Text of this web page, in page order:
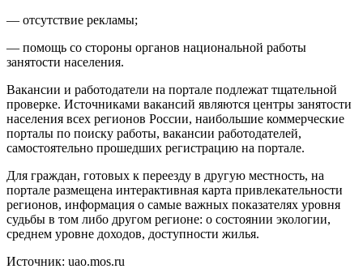
— отсутствие рекламы;
— помощь со стороны органов национальной работы
занятости населения.
Вакансии и работодатели на портале подлежат тщательной
проверке. Источниками вакансий являются центры занятости
населения всех регионов России, наибольшие коммерческие
порталы по поиску работы, вакансии работодателей,
самостоятельно прошедших регистрацию на портале.
Для граждан, готовых к переезду в другую местность, на
портале размещена интерактивная карта привлекательности
регионов, информация о самые важных показателях уровня
судьбы в том либо другом регионе: о состоянии экологии,
среднем уровне доходов, доступности жилья.
Источник: uao.mos.ru